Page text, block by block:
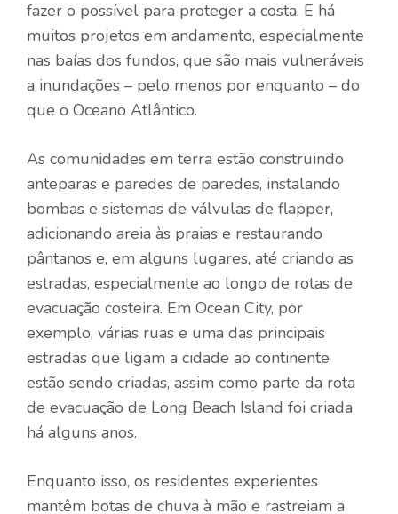
fazer o possível para proteger a costa. E há
muitos projetos em andamento, especialmente
nas baías dos fundos, que são mais vulneráveis ​​
a inundações – pelo menos por enquanto – do
que o Oceano Atlântico.
As comunidades em terra estão construindo
anteparas e paredes de paredes, instalando
bombas e sistemas de válvulas de flapper,
adicionando areia às praias e restaurando
pântanos e, em alguns lugares, até criando as
estradas, especialmente ao longo de rotas de
evacuação costeira. Em Ocean City, por
exemplo, várias ruas e uma das principais
estradas que ligam a cidade ao continente
estão sendo criadas, assim como parte da rota
de evacuação de Long Beach Island foi criada
há alguns anos.
Enquanto isso, os residentes experientes
mantêm botas de chuva à mão e rastreiam a